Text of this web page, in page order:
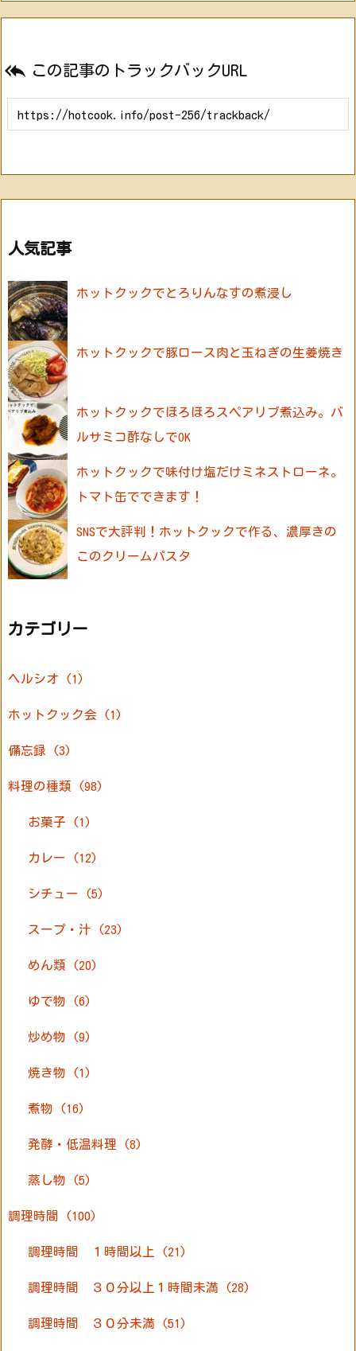
 この記事のトラックバックURL
人気記事
ホットクックでとろりんなすの煮浸し
ホットクックで豚ロース肉と玉ねぎの生姜焼き
ホットクックでほろほろスペアリブ煮込み。バ
ルサミコ酢なしでOK
ホットクックで味付け塩だけミネストローネ。
トマト缶でできます！
SNSで大評判！ホットクックで作る、濃厚きの
このクリームパスタ
カテゴリー
ヘルシオ (1)
ホットクック会 (1)
備忘録 (3)
料理の種類 (98)
お菓子 (1)
カレー (12)
シチュー (5)
スープ・汁 (23)
めん類 (20)
ゆで物 (6)
炒め物 (9)
焼き物 (1)
煮物 (16)
発酵・低温料理 (8)
蒸し物 (5)
調理時間 (100)
調理時間 １時間以上 (21)
調理時間 ３０分以上１時間未満 (28)
調理時間 ３０分未満 (51)